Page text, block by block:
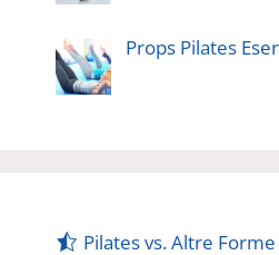
Props Pilates
Pilates vs. Altre